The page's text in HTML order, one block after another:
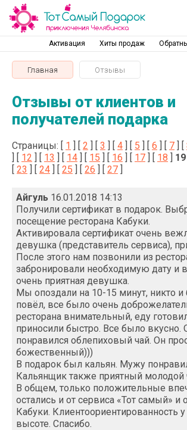
Активация Хиты продаж
Главная Отзывы
Отзывы от клиентов и
получателей подарка
Страницы: [ 1 ] [ 2 ] [ 3 ] [ 4 ] [ 5 ] [ 6 ] [ 7 ] [
] [ 12 ] [ 13 ] [ 14 ] [ 15 ] [ 16 ] [ 17 ] [ 18 ] 19
[ 23 ] [ 24 ] [ 25 ] [ 26 ] [ 27 ]
Айгуль 16.01.2018 14:13
Получили сертификат в подарок.
посещение ресторана Кабуки.
Активировала сертификат очень
девушка (представитель сервиса),
После этого нам позвонили из
забронировали необходимую дату и
очень приятная девушка.
Мы опоздали на 10-15 минут, никто
повёл, все было очень
ресторана внимательный, еду
приносили быстро. Все было вкусно.
понравился облепиховый чай. Он
божественный)))
В подарок был кальян. Мужу
Кальянщик также приятный молодой
В общем, только положительные
остались и от сервиса «Тот самый» и
Кабуки. Клиентоориентированность
высоте. Спасибо.